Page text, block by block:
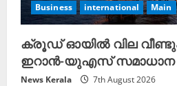
Business international Main
ക്രൂഡ് ഓയിൽ വില
ഇറാൻ-യുഎസ് സമാധാന
News Kerala 7th August 2026